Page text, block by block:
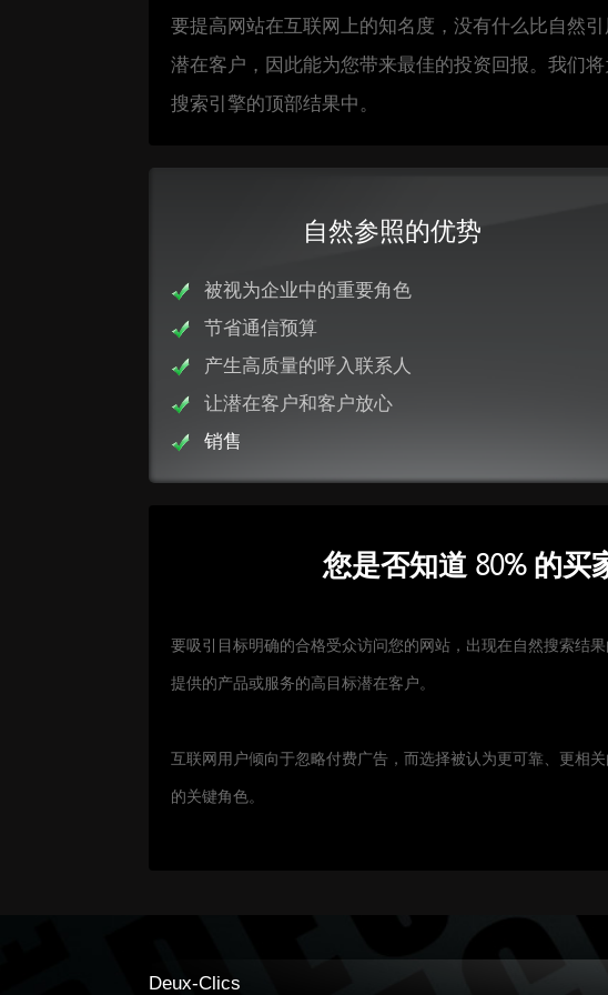
要提高网站在互联网上的知名度，没有什么比自然
潜在客户，因此能为您带来最佳的投资回报。我们
搜索引擎的顶部结果中。
自然参照的优势
被视为企业中的重要角色
节省通信预算
产生高质量的呼入联系人
让潜在客户和客户放心
销售
您是否知道 80% 的买
要吸引目标明确的合格受众访问您的网站，出现在自然搜索结
提供的产品或服务的高目标潜在客户。
互联网用户倾向于忽略付费广告，而选择被认为更可靠、更相
的关键角色。
Deux-Clics